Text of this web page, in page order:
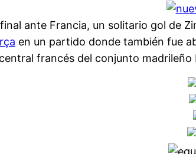
ante Francia, un solitario gol de
en un partido donde también fue
francés del conjunto